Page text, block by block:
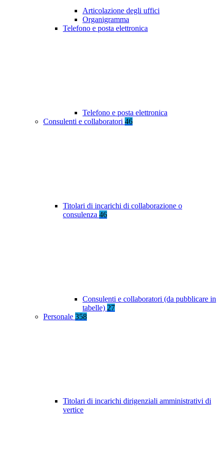
Articolazione degli uffici
Organigramma
Telefono e posta elettronica
Telefono e posta elettronica
Consulenti e collaboratori 46
Titolari di incarichi di collaborazione o
consulenza 46
Consulenti e collaboratori (da pubblicare in
tabelle) 27
Personale 358
Titolari di incarichi dirigenziali amministrativi di
vertice